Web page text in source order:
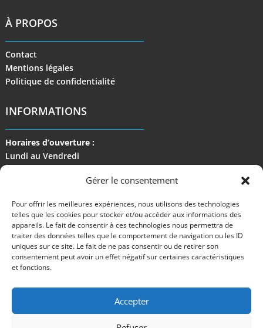
Gérer le consentement
Pour offrir les meilleures expériences, nous utilisons des technologies
telles que les cookies pour stocker et/ou accéder aux informations des
appareils. Le fait de consentir à ces technologies nous permettra de
traiter des données telles que le comportement de navigation ou les ID
uniques sur ce site. Le fait de ne pas consentir ou de retirer son
consentement peut avoir un effet négatif sur certaines caractéristiques
et fonctions.
Accepter
À PROPOS
Contact
Mentions légales
Politique de confidentialité
INFORMATIONS
Horaires d’ouverture :
Lundi au Vendredi
de 9 h à 17 h